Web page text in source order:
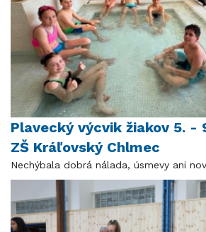
Plavecký výcvik žiakov 5. -
ZŠ Kráľovský Chlmec
Nechýbala dobrá nálada, úsmevy ani